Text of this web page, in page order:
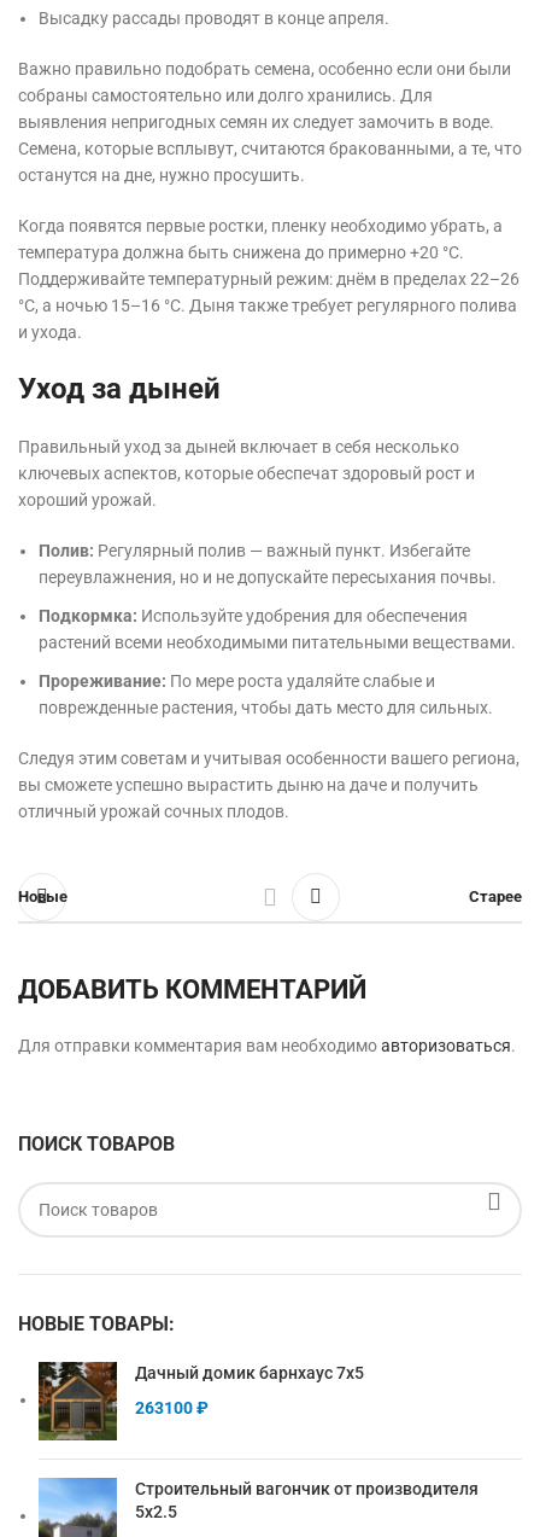
Высадку рассады проводят в конце апреля.
Важно правильно подобрать семена, особенно если они были
собраны самостоятельно или долго хранились. Для
выявления непригодных семян их следует замочить в воде.
Семена, которые всплывут, считаются бракованными, а те, что
останутся на дне, нужно просушить.
Когда появятся первые ростки, пленку необходимо убрать, а
температура должна быть снижена до примерно +20 °С.
Поддерживайте температурный режим: днём в пределах 22–26
°С, а ночью 15–16 °С. Дыня также требует регулярного полива
и ухода.
Уход за дыней
Правильный уход за дыней включает в себя несколько
ключевых аспектов, которые обеспечат здоровый рост и
хороший урожай.
Полив: Регулярный полив — важный пункт. Избегайте
переувлажнения, но и не допускайте пересыхания почвы.
Подкормка: Используйте удобрения для обеспечения
растений всеми необходимыми питательными веществами.
Прореживание: По мере роста удаляйте слабые и
поврежденные растения, чтобы дать место для сильных.
Следуя этим советам и учитывая особенности вашего региона,
вы сможете успешно вырастить дыню на даче и получить
отличный урожай сочных плодов.
Новые Старее
ДОБАВИТЬ КОММЕНТАРИЙ
Для отправки комментария вам необходимоавторизоваться.
ПОИСК ТОВАРОВ
НОВЫЕ ТОВАРЫ:
Дачный домик барнхаус 7х5
263100₽
Строительный вагончик от производителя
5х2.5